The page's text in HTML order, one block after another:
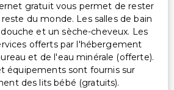
gratuit vous permet de rester
du monde. Les salles de bain
et un sèche-cheveux. Les
offerts par l'hébergement
et de l'eau minérale (offerte).
équipements sont fournis sur
des lits bébé (gratuits).